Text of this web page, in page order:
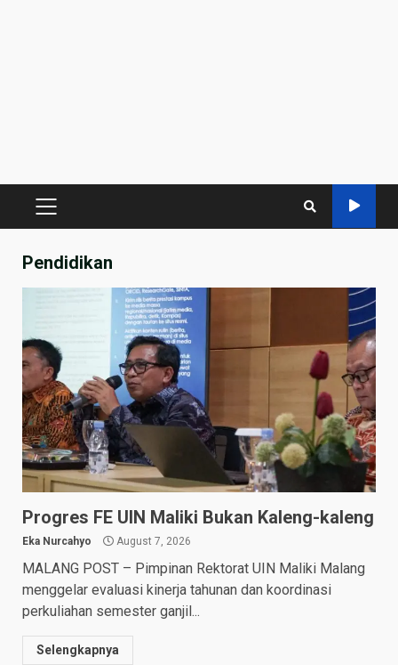
PRIMARY
Pendidikan
Progres FE UIN Maliki Bukan Kaleng-kaleng
Eka Nurcahyo August 7, 2026
MALANG POST – Pimpinan Rektorat UIN Maliki Malang
menggelar evaluasi kinerja tahunan dan koordinasi
perkuliahan semester ganjil...
Selengkapnya